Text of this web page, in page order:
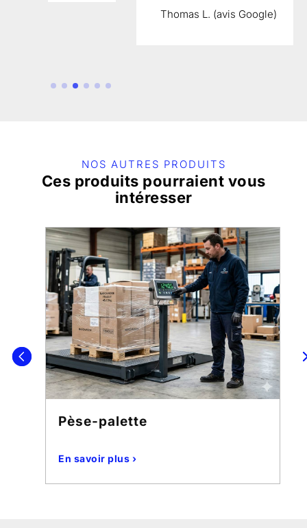
Thomas L. (avis Google)
NOS AUTRES PRODUITS
Ces produits pourraient vous
intéresser
Pèse-palette
En savoir plus ›